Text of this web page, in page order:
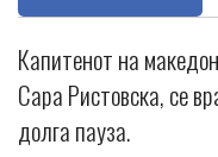
Капитенот на
Сара Ристовска, се
долга пауза.